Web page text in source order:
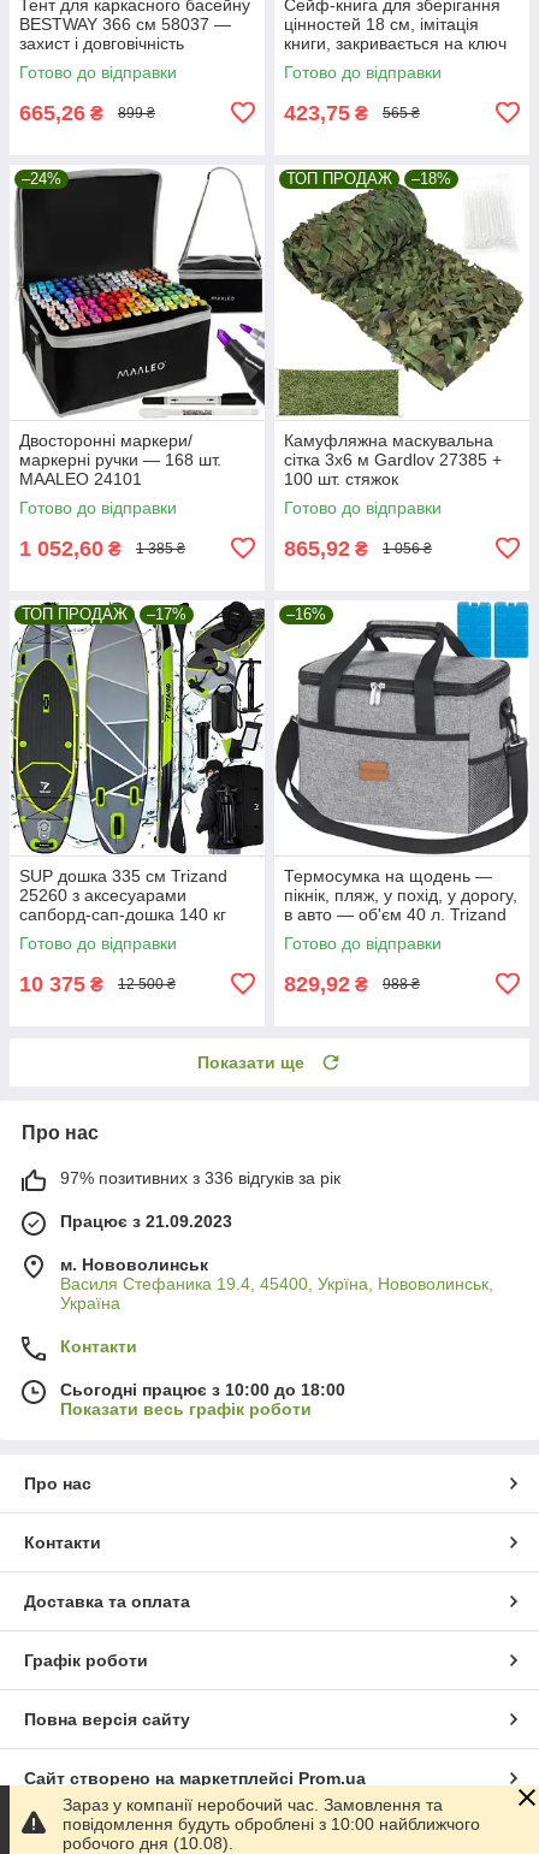
Тент для каркасного басейну
BESTWAY 366 см 58037 —
захист і довговічність
Готово до відправки
665,26 ₴ 899 ₴
Сейф-книга для зберігання
цінностей 18 см, імітація
книги, закривається на ключ
Malatec 6148
Готово до відправки
423,75 ₴ 565 ₴
–24%
Двосторонні маркери/
маркерні ручки — 168 шт.
MAALEO 24101
Готово до відправки
1 052,60 ₴ 1 385 ₴
ТОП ПРОДАЖ –18%
Камуфляжна маскувальна
сітка 3x6 м Gardlov 27385 +
100 шт. стяжок
Готово до відправки
865,92 ₴ 1 056 ₴
ТОП ПРОДАЖ –17%
SUP дошка 335 см Trizand
25260 з аксесуарами
сапборд-сап-дошка 140 кг
Готово до відправки
10 375 ₴ 12 500 ₴
–16%
Термосумка на щодень —
пікнік, пляж, у похід, у дорогу,
в авто — об'єм 40 л. Trizand
23843
Готово до відправки
829,92 ₴ 988 ₴
Показати ще
Про нас
97% позитивних з 336 відгуків за рік
Працює з 21.09.2023
м. Нововолинськ
Василя Стефаника 19.4, 45400, Укрїна, Нововолинськ,
Україна
Контакти
Сьогодні працює з 10:00 до 18:00
Показати весь графік роботи
Про нас
Контакти
Доставка та оплата
Графік роботи
Повна версія сайту
Сайт створено на маркетплейсі Prom.ua
Політика конфіденційності
Зараз у компанії неробочий час. Замовлення та
повідомлення будуть оброблені з 10:00 найближчого
робочого дня (10.08).